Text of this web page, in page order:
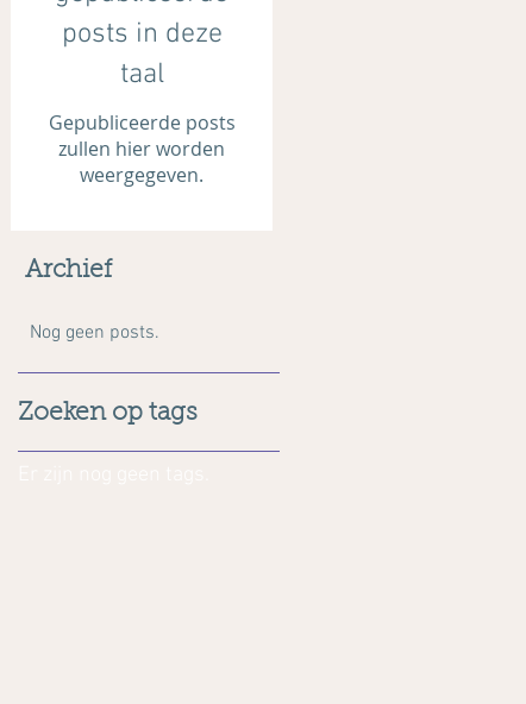
posts in deze
taal
Gepubliceerde posts
zullen hier worden
weergegeven.
Archief
Nog geen posts.
Zoeken op tags